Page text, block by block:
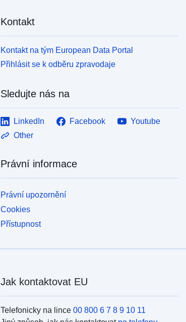
Kontakt
Kontakt na tým European Data Portal
Přihlásit se k odběru zpravodaje
Sledujte nás na
LinkedIn Facebook
Youtube
Other
Právní informace
Právní upozornění
Cookies
Přístupnost
Jak kontaktovat EU
Telefonicky na lince 00 800 6 7 8 9 10 11